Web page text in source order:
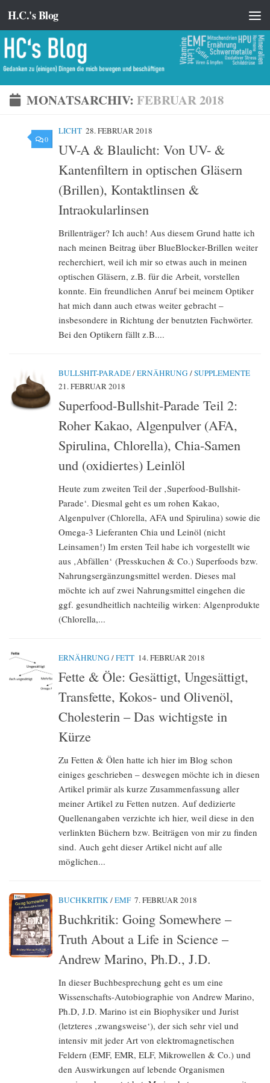
Zum Inhalt springen
H.C.'s Blog
MONATSARCHIV: FEBRUAR 2018
0
LICHT 28. FEBRUAR 2018
UV-A & Blaulicht: Von UV- &
Kantenfiltern in optischen Gläsern
(Brillen), Kontaktlinsen &
Intraokularlinsen
Brillenträger? Ich auch! Aus diesem Grund hatte ich
nach meinen Beitrag über BlueBlocker-Brillen weiter
recherchiert, weil ich mir so etwas auch in meinen
optischen Gläsern, z.B. für die Arbeit, vorstellen
konnte. Ein freundlichen Anruf bei meinem Optiker
hat mich dann auch etwas weiter gebracht –
insbesondere in Richtung der benutzten Fachwörter.
Bei den Optikern fällt z.B....
BULLSHIT-PARADE/ERNÄHRUNG /SUPPLEMENTE
21. FEBRUAR 2018
Superfood-Bullshit-Parade Teil 2:
Roher Kakao, Algenpulver (AFA,
Spirulina, Chlorella), Chia-Samen
und (oxidiertes) Leinlöl
Heute zum zweiten Teil der ‚Superfood-Bullshit-
Parade‘. Diesmal geht es um rohen Kakao,
Algenpulver (Chlorella, AFA und Spirulina) sowie die
Omega-3 Lieferanten Chia und Leinöl (nicht
Leinsamen!) Im ersten Teil habe ich vorgestellt wie
aus ‚Abfällen‘ (Presskuchen & Co.) Superfoods bzw.
Nahrungsergänzungsmittel werden. Dieses mal
möchte ich auf zwei Nahrungsmittel eingehen die
ggf. gesundheitlich nachteilig wirken: Algenprodukte
(Chlorella,...
ERNÄHRUNG /FETT 14. FEBRUAR 2018
Fette & Öle: Gesättigt, Ungesättigt,
Transfette, Kokos- und Olivenöl,
Cholesterin – Das wichtigste in
Kürze
Zu Fetten & Ölen hatte ich hier im Blog schon
einiges geschrieben – deswegen möchte ich in diesen
Artikel primär als kurze Zusammenfassung aller
meiner Artikel zu Fetten nutzen. Auf dedizierte
Quellenangaben verzichte ich hier, weil diese in den
verlinkten Büchern bzw. Beiträgen von mir zu finden
sind. Auch geht dieser Artikel nicht auf alle
möglichen...
BUCHKRITIK/EMF 7. FEBRUAR 2018
Buchkritik: Going Somewhere –
Truth About a Life in Science –
Andrew Marino, Ph.D., J.D.
In dieser Buchbesprechung geht es um eine
Wissenschafts-Autobiographie von Andrew Marino,
Ph.D, J.D. Marino ist ein Biophysiker und Jurist
(letzteres ‚zwangsweise‘), der sich sehr viel und
intensiv mit jeder Art von elektromagnetischen
Feldern (EMF, EMR, ELF, Mikrowellen & Co.) und
den Auswirkungen auf lebende Organismen